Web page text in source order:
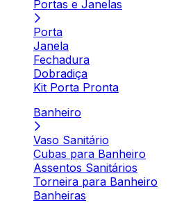
Portas e Janelas
Porta
Janela
Fechadura
Dobradiça
Kit Porta Pronta
Banheiro
Vaso Sanitário
Cubas para Banheiro
Assentos Sanitários
Torneira para Banheiro
Banheiras